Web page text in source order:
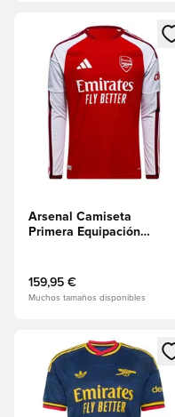
Abre un modal para
Arsenal Camiseta
Primera Equipación
159,95 €
Muchos tamaños disponibles
Abre un modal para